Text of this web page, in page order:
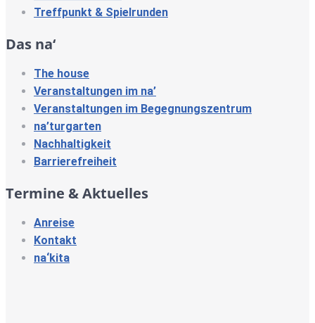
Treffpunkt & Spielrunden
Das na‘
The house
Veranstaltungen im na’
Veranstaltungen im Begegnungszentrum
na’turgarten
Nachhaltigkeit
Barrierefreiheit
Termine & Aktuelles
Anreise
Kontakt
na‘kita